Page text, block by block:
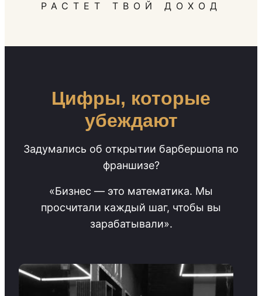
РАСТЕТ ТВОЙ ДОХОД
Цифры, которые
убеждают
Задумались об открытии барбершопа по
франшизе?
«Бизнес — это математика. Мы
просчитали каждый шаг, чтобы вы
зарабатывали».